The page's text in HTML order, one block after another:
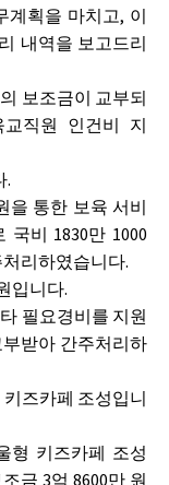
계획을 마치고, 이
내역을 보고드리
보조금이 교부되
직원 인건비 지
.
을 통한 보육 서비
국비 1830만 1000
처리하였습니다.
입니다.
필요경비를 지원
받아 간주처리하
즈카페 조성입니
형 키즈카페 조성
금 3억 8600만 원